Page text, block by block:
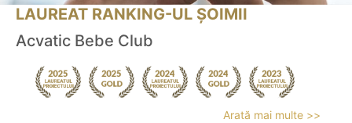
LAUREAT RANKING-UL ȘOIMII
Acvatic Bebe Club
Arată mai multe >>